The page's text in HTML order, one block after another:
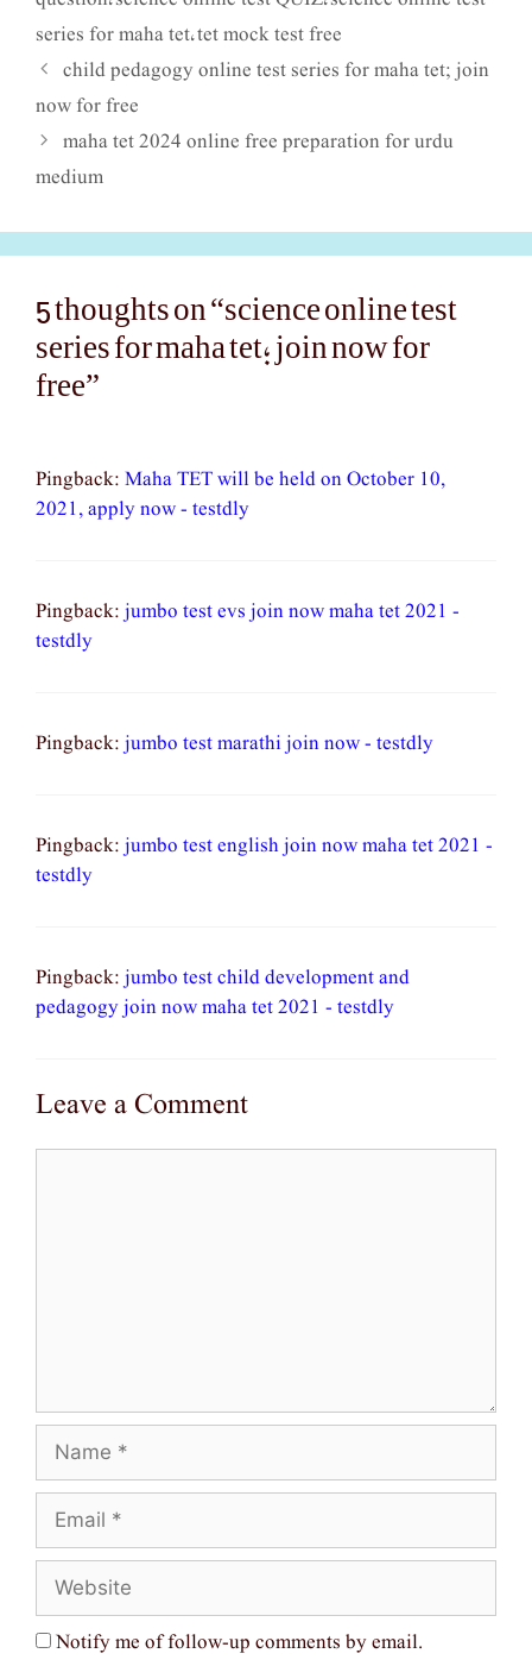
series for maha tet, tet mock test free
child pedagogy online test series for maha tet; join
now for free
maha tet 2024 online free preparation for urdu
medium
5 thoughts on “science online test
series for maha tet; join now for
free”
Pingback: Maha TET will be held on October 10,
2021, apply now - testdly
Pingback: jumbo test evs join now maha tet 2021 -
testdly
Pingback: jumbo test marathi join now - testdly
Pingback: jumbo test english join now maha tet 2021 -
testdly
Pingback: jumbo test child development and
pedagogy join now maha tet 2021 - testdly
Leave a Comment
Notify me of follow-up comments by email.